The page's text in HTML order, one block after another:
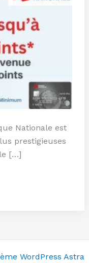
Nationale est
prestigieuses
[…]
WordPress Astra